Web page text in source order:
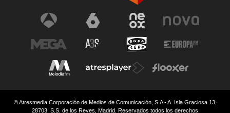
© Atresmedia Corporación de Medios de Comunicación, S.A - A. Isla Graciosa 13,
28703, S.S. de los Reyes, Madrid. Reservados todos los derechos